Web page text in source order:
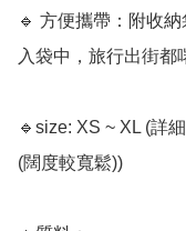
🔹 方便攜帶：附收
入袋中，旅行出街都
🔹size: XS ~ XL (詳
(闊度較寬鬆))